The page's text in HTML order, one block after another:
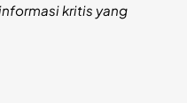
kritis yang